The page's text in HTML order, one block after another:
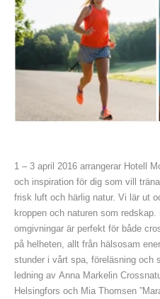
1 – 3 april 2016arrangerar Hotell
och inspiration för dig som vill
frisk luft och härlig natur. Vi lär ut
kroppen och naturen som
omgivningar är perfekt för både
på helheten, allt från hälsosam
stunder i vårt spa, föreläsning och
ledning av Anna Markelin
Helsingfors ochMia Thomsen